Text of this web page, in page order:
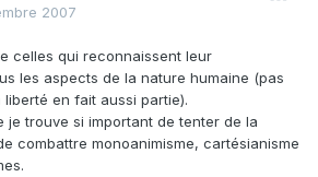
2007
celles qui reconnaissent leur
les aspects de la nature humaine (pas
en fait aussi partie).
je trouve si important de tenter de la
combattre monoanimisme, cartésianisme